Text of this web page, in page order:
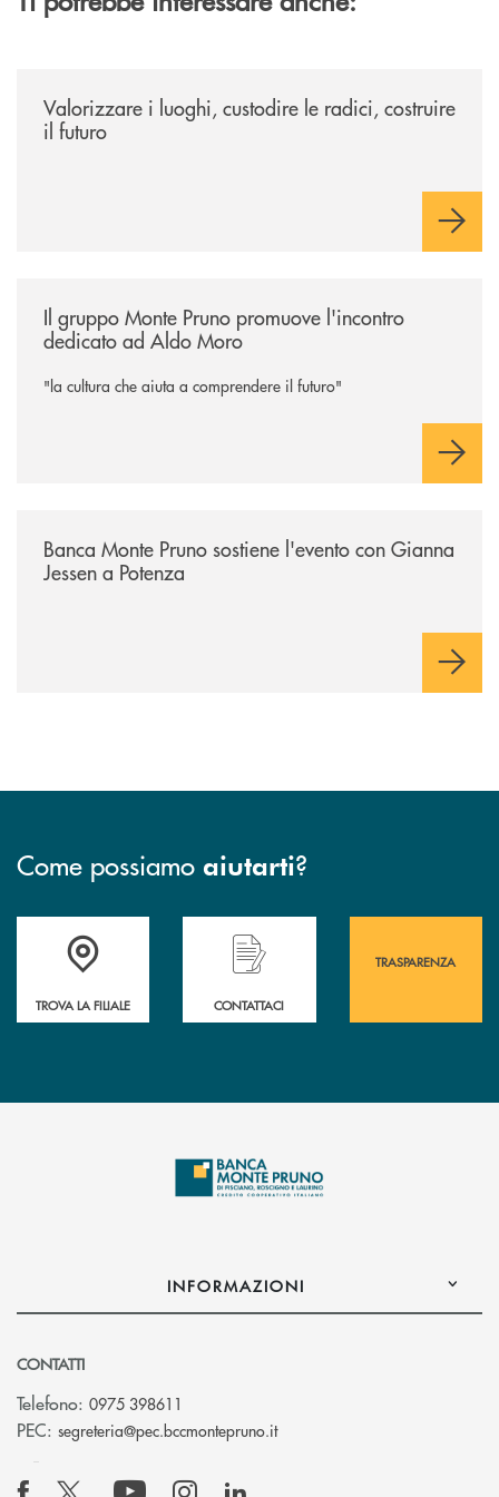
Valorizzare i luoghi, custodire le radici, costruire
il futuro
Il gruppo Monte Pruno promuove l'incontro
dedicato ad Aldo Moro
"la cultura che aiuta a comprendere il futuro"
Banca Monte Pruno sostiene l'evento con Gianna
Jessen a Potenza
Come possiamo aiutarti?
Accedi all' elenco completo&nbsp; delle&nbsp; filiali&nbsp; di Banca
TROVA LA FILIALE
Hai bisogno di assistenza immediata?
CONTATTACI
TRASPARENZA
INFORMAZIONI
CONTATTI
Telefono: 0975 398611
PEC: segreteria@pec.bccmontepruno.it(si apre l’app di posta